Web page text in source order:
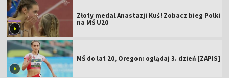
Złoty medal Anastazji Kuś! Zobacz bieg Polki
na MŚ U20
MŚ do lat 20, Oregon: oglądaj 3. dzień [ZAPIS]